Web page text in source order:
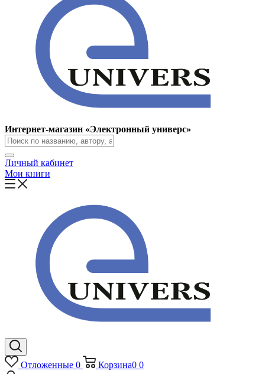
Интернет-магазин «Электронный универс»
Личный кабинет
Мои книги
Отложенные 0 Корзина0 0